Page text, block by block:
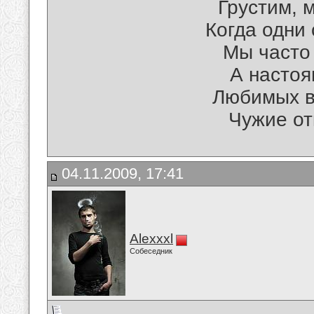
Грустим,
Когда
Мы часто
А
Любимых
Чужие
04.11.2009, 17:41
Alexxxl
Собеседник